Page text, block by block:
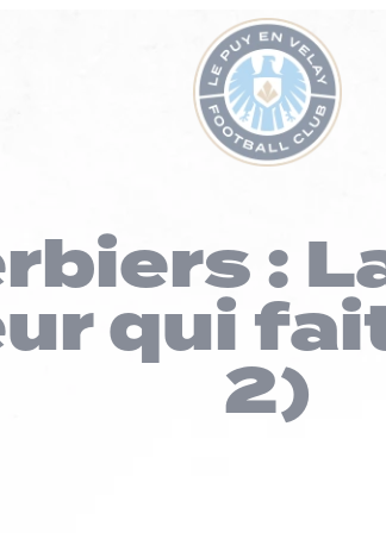
:
qui
2)